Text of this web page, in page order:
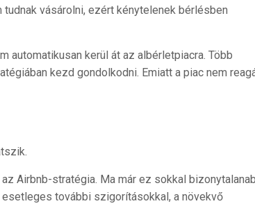
vásárolni, ezért kénytelenek bérlésben
automatikusan kerül át az albérletpiacra. Több
kezd gondolkodni. Emiatt a piac nem
Airbnb-stratégia. Ma már ez sokkal
további szigorításokkal, a növekvő